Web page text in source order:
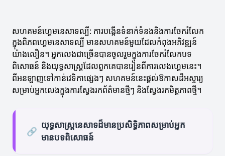
សហគមន៍ហ្គេមនេសាទល្បី: ការបង្កើនទំនាក់ទំនងនិងការចែករំលែក
ក្នុងពិភពហ្គេមនេសាទល្បី មានសហគមន៍មួយដែលកំពុងអភិវឌ្ឍន៍
យ៉ាងលឿន។ អ្នកលេងជាច្រើនបានចូលរួមក្នុងការចែករំលែកបទ
ពិសោធន៍ និងយុទ្ធសាស្ត្រដែលពួកគេបានរៀនពីការលេងហ្គេមនេះ។
ពីអនឡាញទៅកាន់វេទិកាផ្សេងៗ សហគមន៍នេះផ្តល់ឱកាសដ៏អស្ចារ្យ
សម្រាប់អ្នកលេងក្នុងការស្វែងរកព័ត៌មានថ្មីៗ និងស្វែងរកមិត្តភាពថ្មី។
🔗
យុទ្ធសាស្ត្រនេសាទដ៏មានប្រសិទ្ធិភាពសម្រាប់អ្នក
មានបទពិសោធន៍